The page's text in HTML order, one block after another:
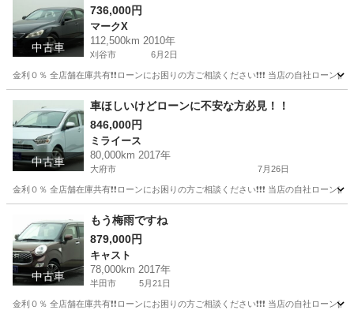
中古車
736,000円
マークX
112,500km 2010年
刈谷市 6月2日
金利０％ 全店舗在庫共有❗️❗️ローンにお困りの方ご相談ください❗️❗️❗️ 当店の自社ロ
愛知 刈谷市 マークX
中古車
車ほしいけどローンに不安な方必見！！
846,000円
ミライース
80,000km 2017年
大府市 7月26日
金利０％ 全店舗在庫共有❗️❗️ローンにお困りの方ご相談ください❗️❗️❗️ 当店の自社ロ
ミライース
中古車
もう梅雨ですね
879,000円
キャスト
78,000km 2017年
半田市 5月21日
金利０％ 全店舗在庫共有❗️❗️ローンにお困りの方ご相談ください❗️❗️❗️ 当店の自社ロ